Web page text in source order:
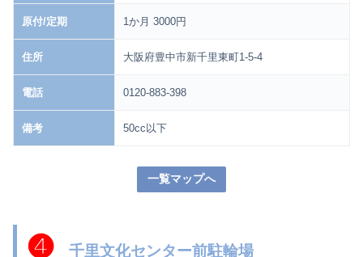
原付/定期 1か月 3000円
住所 大阪府豊中市新千里東町1-5-4
電話 0120-883-398
備考 50cc以下
一覧マップへ
❹千里文化センター前駐輪場